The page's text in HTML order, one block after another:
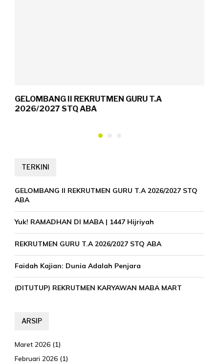
GELOMBANG II REKRUTMEN GURU T.A
2026/2027 STQ ABA
TERKINI
GELOMBANG II REKRUTMEN GURU T.A 2026/2027 STQ
ABA
Yuk! RAMADHAN DI MABA | 1447 Hijriyah
REKRUTMEN GURU T.A 2026/2027 STQ ABA
Faidah Kajian: Dunia Adalah Penjara
(DITUTUP) REKRUTMEN KARYAWAN MABA MART
ARSIP
Maret 2026 (1)
Februari 2026 (1)